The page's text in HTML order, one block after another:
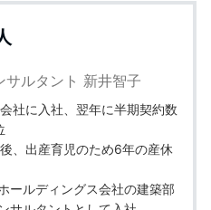
サルタント 新井智子
社に入社、翌年に半期契約数
、出産育児のため6年の産休
ールディングス会社の建築部